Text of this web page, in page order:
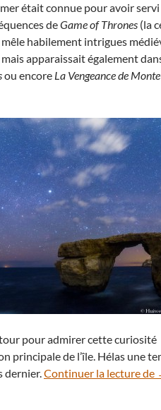
était connue pour avoir
deGame of Thrones (la
habilement intrigues
apparaissait également
ou encore La Vengeance de
pour admirer cette curiosité
principale de l’île. Hélas une
dernier.Continuer la lecture de